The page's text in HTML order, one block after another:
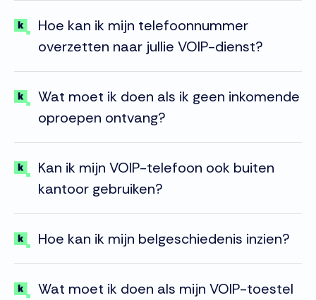
Hoe kan ik mijn telefoonnummer
overzetten naar jullie VOIP-dienst?
Wat moet ik doen als ik geen inkomende
oproepen ontvang?
Kan ik mijn VOIP-telefoon ook buiten
kantoor gebruiken?
Hoe kan ik mijn belgeschiedenis inzien?
Wat moet ik doen als mijn VOIP-toestel